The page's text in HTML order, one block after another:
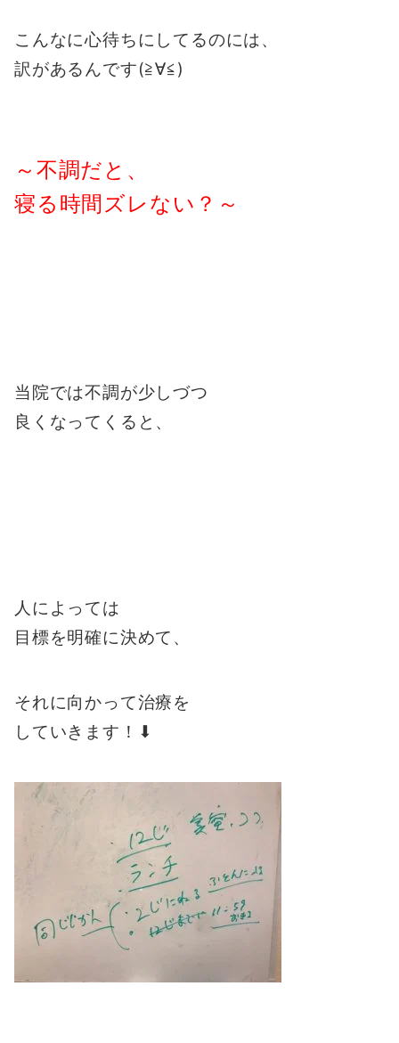
こんなに心待ちにしてるのには、
訳があるんです(≧∀≦)
～不調だと、
寝る時間ズレない？～
当院では不調が少しづつ
良くなってくると、
人によっては
目標を明確に決めて、
それに向かって治療を
していきます！⬇︎